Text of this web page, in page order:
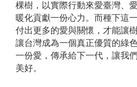
棵樹，以實際行動來愛臺灣、
暖化貢獻一份心力。而種下這
付出更多的愛與關懷，才能讓
讓台灣成為一個真正優質的綠
一份愛，傳承給下一代，讓我
美好。